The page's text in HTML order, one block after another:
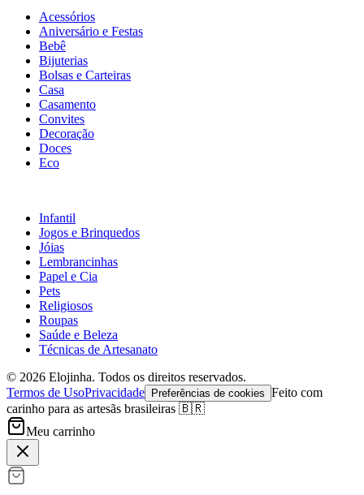
Acessórios
Aniversário e Festas
Bebê
Bijuterias
Bolsas e Carteiras
Casa
Casamento
Convites
Decoração
Doces
Eco
Infantil
Jogos e Brinquedos
Jóias
Lembrancinhas
Papel e Cia
Pets
Religiosos
Roupas
Saúde e Beleza
Técnicas de Artesanato
© 2026 Elojinha. Todos os direitos reservados.
Termos de UsoPrivacidade Preferências de cookies Feito com
carinho para as artesãs brasileiras 🇧🇷
Meu carrinho